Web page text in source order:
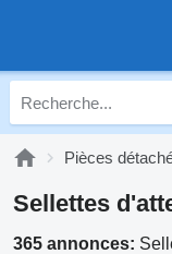
Pièces
Sellettes
365 annonces: